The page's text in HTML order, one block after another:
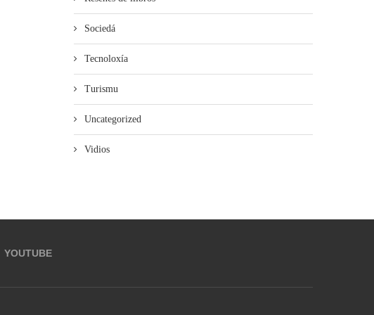
Sociedá
Tecnoloxía
Turismu
Uncategorized
Vidios
YOUTUBE